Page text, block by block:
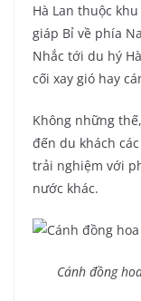
Hà Lan thuộc
giáp Bỉ về phía
Nhắc tới du hý
cối xay gió hay
Không những
đến du khách
trải nghiệm với
nước khác.
Cánh đồng